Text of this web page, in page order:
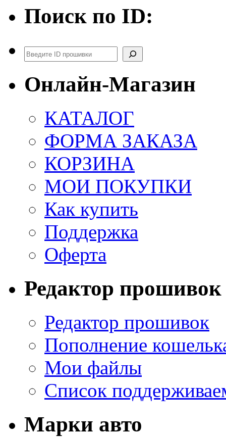
Поиск по ID:
Поиск
Онлайн-Магазин
КАТАЛОГ
ФОРМА ЗАКАЗА
КОРЗИНА
МОИ ПОКУПКИ
Как купить
Поддержка
Оферта
Редактор прошивок
Редактор прошивок
Пополнение
Мои файлы
Список
Марки авто